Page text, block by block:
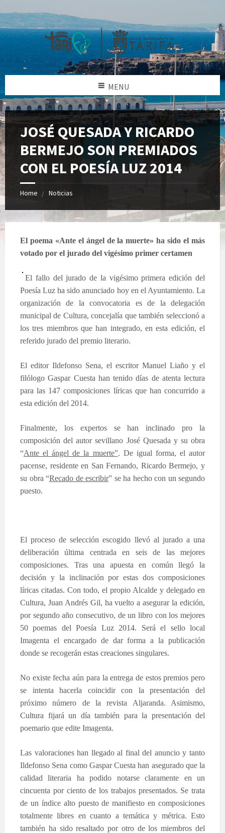
MENU
JOSÉ QUESADA Y RICARDO
BERMEJO SON PREMIADOS
CON EL POESÍA LUZ 2014
Home Noticias
El poema «Ante el ángel de la muerte» ha sido el más
votado por el jurado del vigésimo primer certamen
El fallo del jurado de la vigésimo primera edición del
Poesía Luz ha sido anunciado hoy en el Ayuntamiento. La
organización de la convocatoria es de la delegación
municipal de Cultura, concejalía que también seleccionó a
los tres miembros que han integrado, en esta edición, el
referido jurado del premio literario.
El editor Ildefonso Sena, el escritor Manuel Liaño y el
filólogo Gaspar Cuesta han tenido días de atenta lectura
para las 147 composiciones líricas que han concurrido a
esta edición del 2014.
Finalmente, los expertos se han inclinado pro la
composición del autor sevillano José Quesada y su obra
“Ante el ángel de la muerte”. De igual forma, el autor
pacense, residente en San Fernando, Ricardo Bermejo, y
su obra “Recado de escribir” se ha hecho con un segundo
puesto.
El proceso de selección escogido llevó al jurado a una
deliberación última centrada en seis de las mejores
composiciones. Tras una apuesta en común llegó la
decisión y la inclinación por estas dos composiciones
líricas citadas. Con todo, el propio Alcalde y delegado en
Cultura, Juan Andrés Gil, ha vuelto a asegurar la edición,
por segundo año consecutivo, de un libro con los mejores
50 poemas del Poesía Luz 2014. Será el sello local
Imagenta el encargado de dar forma a la publicación
donde se recogerán estas creaciones singulares.
No existe fecha aún para la entrega de estos premios pero
se intenta hacerla coincidir con la presentación del
próximo número de la revista Aljaranda. Asimismo,
Cultura fijará un día también para la presentación del
poemario que edite Imagenta.
Las valoraciones han llegado al final del anuncio y tanto
Ildefonso Sena como Gaspar Cuesta han asegurado que la
calidad literaria ha podido notarse claramente en un
cincuenta por ciento de los trabajos presentados. Se trata
de un índice alto puesto de manifiesto en composiciones
totalmente libres en cuanto a temática y métrica. Esto
también ha sido resaltado por otro de los miembros del